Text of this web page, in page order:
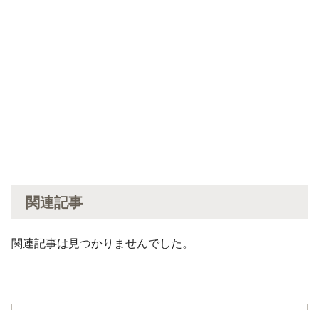
関連記事
関連記事は見つかりませんでした。